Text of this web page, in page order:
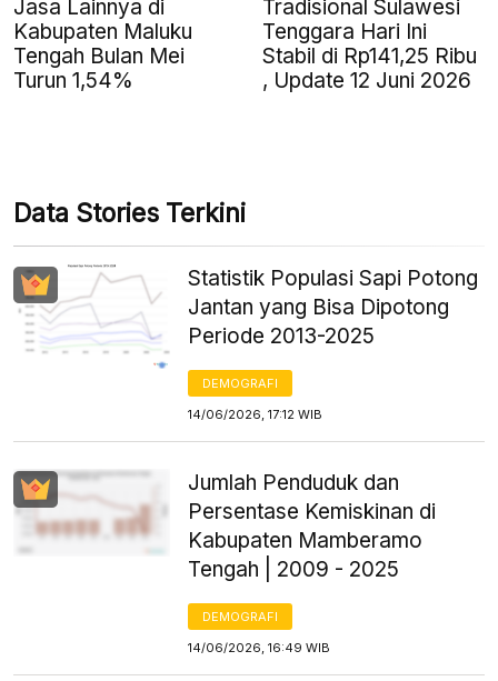
Jasa Lainnya di
Kabupaten Maluku
Tengah Bulan Mei
Turun 1,54%
Tradisional Sulawesi
Tenggara Hari Ini
Stabil di Rp141,25 Ribu
, Update 12 Juni 2026
Data Stories Terkini
Statistik Populasi Sapi Potong
Jantan yang Bisa Dipotong
Periode 2013-2025
DEMOGRAFI
14/06/2026, 17:12 WIB
Jumlah Penduduk dan
Persentase Kemiskinan di
Kabupaten Mamberamo
Tengah | 2009 - 2025
DEMOGRAFI
14/06/2026, 16:49 WIB